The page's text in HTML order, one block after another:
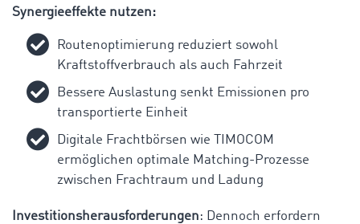
Synergieeffekte nutzen:
Routenoptimierung reduziert sowohl
Kraftstoffverbrauch als auch Fahrzeit
Bessere Auslastung senkt Emissionen pro
transportierte Einheit
Digitale Frachtbörsen wie TIMOCOM
ermöglichen optimale Matching-Prozesse
zwischen Frachtraum und Ladung
Investitionsherausforderungen: Dennoch erfordern